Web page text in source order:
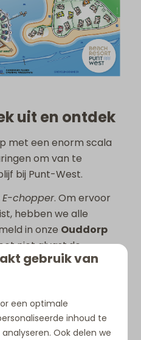
uit en ontdek
met een enorm scala
om van te
bij Punt-West.
E-chopper. Om ervoor
hebben we alle
in onze Ouddorp
niet alvastde
te downloaden en laat
in de
, ga het water op,
gebruik van
een optimale
inhoud te
Ook delen we